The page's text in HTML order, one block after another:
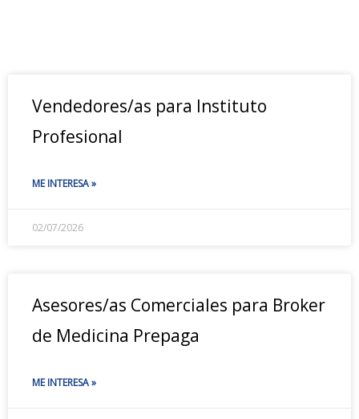
Vendedores/as para Instituto
Profesional
ME INTERESA »
02/07/2026
Asesores/as Comerciales para Broker
de Medicina Prepaga
ME INTERESA »